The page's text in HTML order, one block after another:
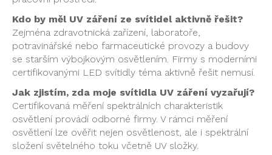
Kdo by měl UV záření ze svítidel aktivně řešit?
Zejména zdravotnická zařízení, laboratoře,
potravinářské nebo farmaceutické provozy a budovy
se starším výbojkovým osvětlením. Firmy s moderními
certifikovanými LED svítidly téma aktivně řešit nemusí.
Jak zjistím, zda moje svítidla UV záření vyzařují?
Certifikovaná měření spektrálních charakteristik
osvětlení provádí odborné firmy. V rámci měření
osvětlení lze ověřit nejen osvětlenost, ale i spektrální
složení světelného toku včetně UV složky.